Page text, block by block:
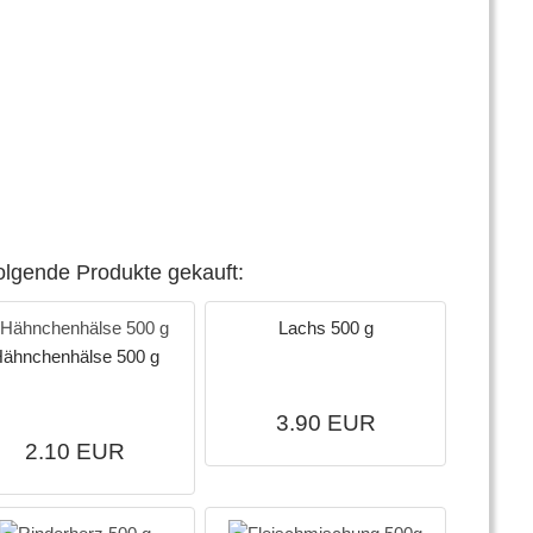
Produkte gekauft:
500 g
2.10 EUR
Lachs 500 g
3.90 EUR